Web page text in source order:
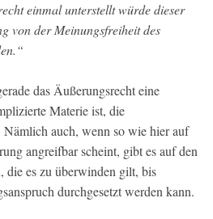
einmal unterstellt würde dieser
von der Meinungsfreiheit des
das Äußerungsrecht eine
Materie ist, die
Nämlich auch, wenn so wie hier auf
angreifbar scheint, gibt es auf den
es zu überwinden gilt, bis
durchgesetzt werden kann.